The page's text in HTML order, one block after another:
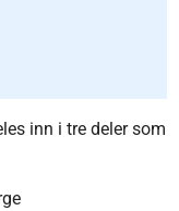
inn i tre deler som